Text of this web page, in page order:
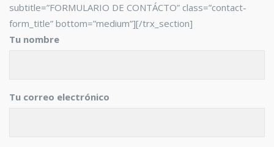
subtitle=”FORMULARIO DE CONTÁCTO” class=”contact-
form_title” bottom=”medium”][/trx_section]
Tu nombre
Tu correo electrónico